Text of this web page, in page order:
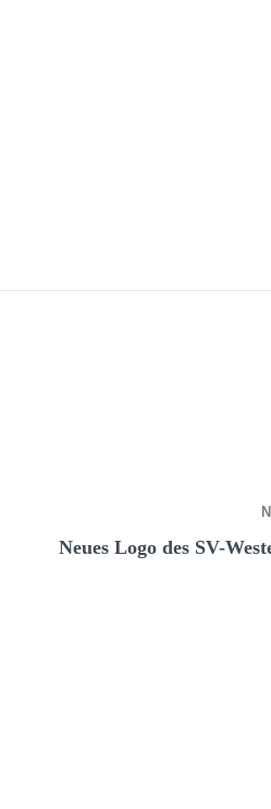
Neues Logo des SV-